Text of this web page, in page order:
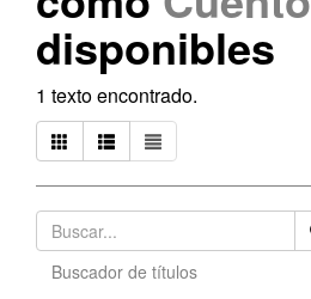
disponibles
1 texto encontrado.
Buscador de títulos